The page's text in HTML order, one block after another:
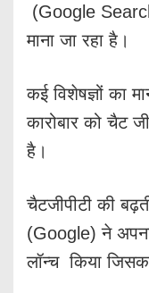
(Google
माना जा रहा है।
कई विशेषज्ञों का
कारोबार को चैट
है।
चैटजीपीटी की
(Google) ने
लॉन्च किया